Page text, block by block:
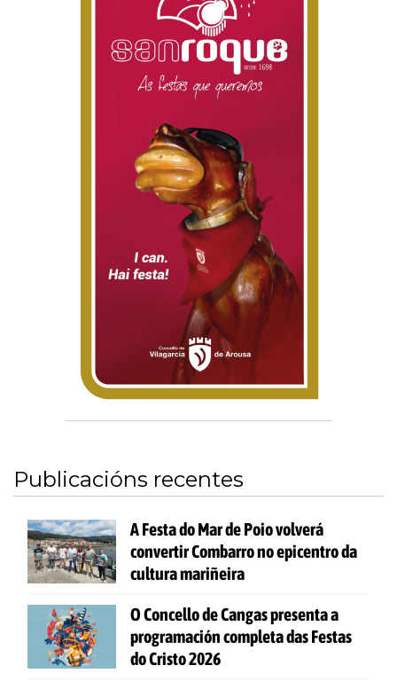
Publicacións recentes
A Festa do Mar de Poio volverá
convertir Combarro no epicentro da
cultura mariñeira
O Concello de Cangas presenta a
programación completa das Festas
do Cristo 2026